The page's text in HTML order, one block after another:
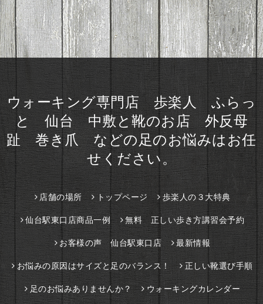
ウォーキング専門店 歩楽人 ふらっ
と 仙台 中敷と靴のお店 外反母
趾 巻き爪 などの足のお悩みはお任
せください。
店舗の場所 トップページ 歩楽人の３大特典
仙台駅東口店商品一例 無料 正しい歩き方講習会予約
お客様の声 仙台駅東口店 最新情報
お悩みの原因はサイズと足のバランス！ 正しい靴選び手順
足のお悩みありませんか？ ウォーキングカレンダー